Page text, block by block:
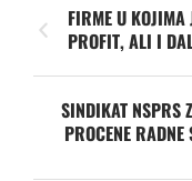
FIRME U KOJIMA
PROFIT, ALI I
SINDIKAT NSPRS
PROCENE